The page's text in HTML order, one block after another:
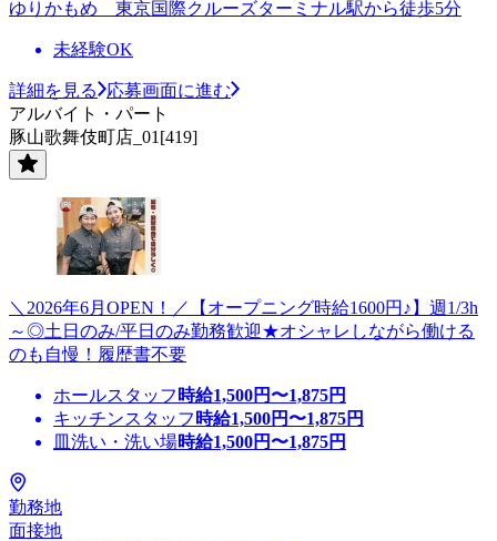
ゆりかもめ 東京国際クルーズターミナル駅から徒歩5分
未経験OK
詳細を見る
応募画面に進む
アルバイト・パート
豚山歌舞伎町店_01[419]
＼2026年6月OPEN！／【オープニング時給1600円♪】週1/3h
～◎土日のみ/平日のみ勤務歓迎★オシャレしながら働ける
のも自慢！履歴書不要
ホールスタッフ 時給1,500円〜1,875円
キッチンスタッフ 時給1,500円〜1,875円
皿洗い・洗い場時給1,500円〜1,875円
勤務地
面接地